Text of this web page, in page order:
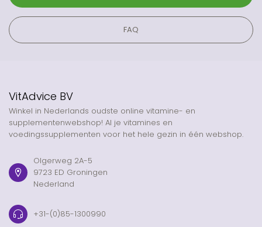
FAQ
VitAdvice BV
Winkel in Nederlands oudste online vitamine- en
supplementenwebshop! Al je vitamines en
voedingssupplementen voor het hele gezin in één webshop.
Olgerweg 2A-5
9723 ED Groningen
Nederland
+31-(0)85-1300990